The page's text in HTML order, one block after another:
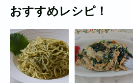
おすすめレシピ！